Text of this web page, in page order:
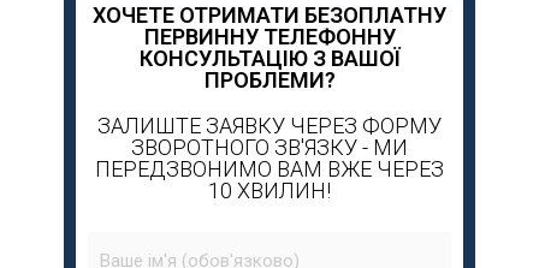
ХОЧЕТЕ ОТРИМАТИ БЕЗОПЛАТНУ
ПЕРВИННУ ТЕЛЕФОННУ
КОНСУЛЬТАЦІЮ З ВАШОЇ
ПРОБЛЕМИ?
ЗАЛИШТЕ ЗАЯВКУ ЧЕРЕЗ ФОРМУ
ЗВОРОТНОГО ЗВ'ЯЗКУ - МИ
ПЕРЕДЗВОНИМО ВАМ ВЖЕ ЧЕРЕЗ
10 ХВИЛИН!